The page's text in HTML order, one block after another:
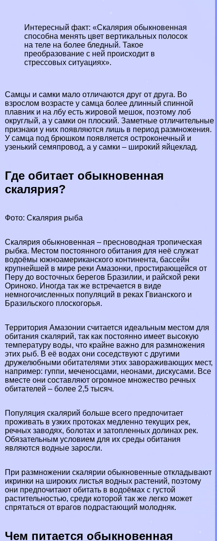
Интересный факт: «Скалярия обыкновенная
способна менять цвет вертикальных полосок
на теле на более бледный. Такое
преобразование с ней происходит в
стрессовых ситуациях».
Самцы и самки мало отличаются друг от друга. Во
взрослом возрасте у самца более длинный спинной
плавник и на лбу есть жировой мешок, поэтому лоб
округлый, а у самки он плоский. Заметные отличительные
признаки у них появляются лишь в период размножения.
У самца под брюшком появляется остроконечный и
узенький семяпровод, а у самки – широкий яйцеклад.
Где обитает обыкновенная
скалярия?
Фото: Скалярия рыба
Скалярия обыкновенная – пресноводная тропическая
рыбка. Местом постоянного обитания для неё служат
водоёмы южноамериканского континента, бассейн
крупнейшей в мире реки Амaзoнки, простирающейся от
Перу до восточных берегов Бразилии, и райской реки
Ориноко. Иногда так же встречается в виде
немногочисленных популяций в реках Гвианского и
Бразильского плоскогорья.
Территория Амaзoнии считается идеальным местом для
обитания скалярий, так как постоянно имеет высокую
температуру воды, что крайне важно для размножения
этих рыб. В её водах они соседствуют с другими
дружелюбными обитателями этих завораживающих мест,
например: гуппи, меченосцами, неонами, дискусами. Все
вместе они составляют огромное множество речных
обитателей – более 2,5 тысяч.
Популяция скалярий больше всего предпочитает
проживать в узких протоках медленно текущих рек,
речных заводях, болотах и затопленных долинах рек.
Обязательным условием для их среды обитания
являются водные заросли.
При размножении скалярии обыкновенные откладывают
икринки на широких листья водных растений, поэтому
они предпочитают обитать в водоёмах с густой
растительностью, среди которой так же легко может
спрятаться от врагов подрастающий молодняк.
Чем питается обыкновенная